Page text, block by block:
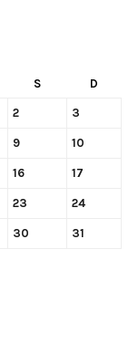
S D
2 3
9 10
16 17
23 24
30 31